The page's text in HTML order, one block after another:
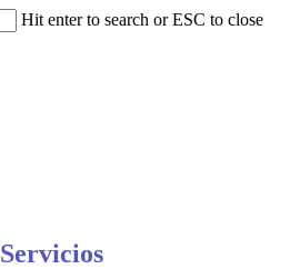
Hit enter to search or ESC to close
Servicios